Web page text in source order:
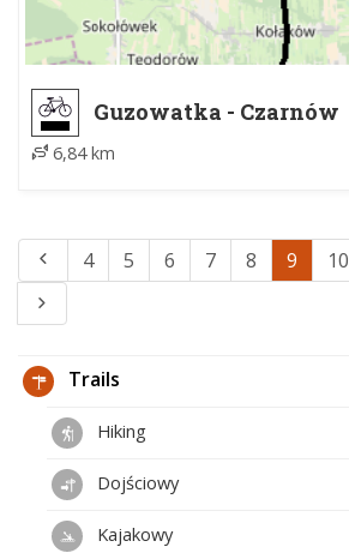
Guzowatka - Czarnów
6,84 km
4 5 6 7 8 9 10
Trails
Hiking
Dojściowy
Kajakowy